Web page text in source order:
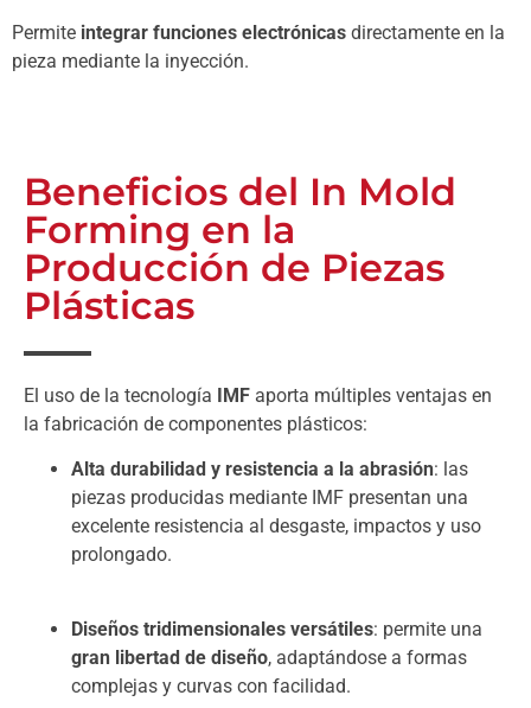
Permite integrar funciones electrónicas directamente en la
pieza mediante la inyección.
Beneficios del In Mold
Forming en la
Producción de Piezas
Plásticas
El uso de la tecnología IMF aporta múltiples ventajas en
la fabricación de componentes plásticos:
Alta durabilidad y resistencia a la abrasión: las
piezas producidas mediante IMF presentan una
excelente resistencia al desgaste, impactos y uso
prolongado.
Diseños tridimensionales versátiles: permite una
gran libertad de diseño, adaptándose a formas
complejas y curvas con facilidad.